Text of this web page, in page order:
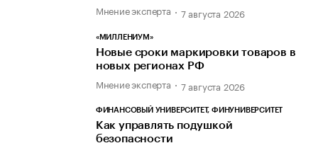
Мнение эксперта 7 августа 2026
«МИЛЛЕНИУМ»
Новые сроки маркировки товаров в
новых регионах РФ
Мнение эксперта 7 августа 2026
ФИНАНСОВЫЙ УНИВЕРСИТЕТ, ФИНУНИВЕРСИТЕТ
Как управлять подушкой
безопасности